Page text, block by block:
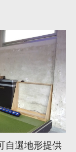
自選地形提供